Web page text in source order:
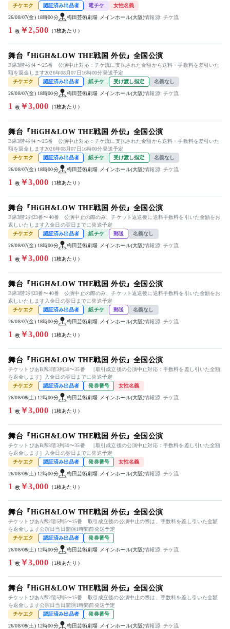
チケエク 認証済み出品者 電チケ 女性名義
26/08/07(金) 18時00分 梅田芸術劇場 メインホール(大阪)情報源: チケ流
1 枚￥2,500 （1枚あたり）
舞台『HiGH&LOW THE戦国 外伝』全国公演
B席3階4列4 〜25番 公演中止対応：チケ流に支払された金額から送料・手数料を差引いた
額を返金します2026年08月07日16時00分発送予定
チケエク
認証済み出品者 紙チケ 受け渡し指定 名義なし
26/08/07(金) 18時00分 梅田芸術劇場 メインホール(大阪)情報源: チケ流
1 枚￥3,000 （1枚あたり）
舞台『HiGH&LOW THE戦国 外伝』全国公演
B席3階4列4 〜25番 公演中止対応：チケ流に支払された金額から送料・手数料を差引いた
額を返金します2026年08月07日16時00分発送予定
チケエク
認証済み出品者 紙チケ 受け渡し指定 名義なし
26/08/07(金) 18時00分 梅田芸術劇場 メインホール(大阪)情報源: チケ流
1 枚￥3,000 （1枚あたり）
舞台『HiGH&LOW THE戦国 外伝』全国公演
B席3階2列23番〜40番 公演中止の際のみ、チケット返送後に送料手数料を引いた金額をお
返しいたします入金日の翌日までに発送予定
チケエク
認証済み出品者 紙チケ 郵送 名義なし
26/08/07(金) 18時00分 梅田芸術劇場 メインホール(大阪)情報源: チケ流
1 枚￥3,000 （1枚あたり）
舞台『HiGH&LOW THE戦国 外伝』全国公演
B席3階2列23番〜40番 公演中止の際のみ、チケット返送後に送料手数料を引いた金額をお
返しいたします入金日の翌日までに発送予定
チケエク
認証済み出品者 紙チケ 郵送 名義なし
26/08/07(金) 18時00分 梅田芸術劇場 メインホール(大阪)情報源: チケ流
1 枚￥3,000 （1枚あたり）
舞台『HiGH&LOW THE戦国 外伝』全国公演
チケットぴあB席3階3列30〜35番 ［取引成立後の公演中止対応：手数料を差し引いた全額
を返金します］入金日の翌日までに発送予定
チケエク
認証済み出品者 発券番号 女性名義
26/08/08(土) 12時00分 梅田芸術劇場 メインホール(大阪)情報源: チケ流
1 枚￥3,000 （1枚あたり）
舞台『HiGH&LOW THE戦国 外伝』全国公演
チケットぴあB席3階3列30〜35番 ［取引成立後の公演中止対応：手数料を差し引いた全額
を返金します］入金日の翌日までに発送予定
チケエク
認証済み出品者 発券番号 女性名義
26/08/08(土) 12時00分 梅田芸術劇場 メインホール(大阪)情報源: チケ流
1 枚￥3,000 （1枚あたり）
舞台『HiGH&LOW THE戦国 外伝』全国公演
チケットぴあA席2階5列5〜15番 取引成立後の公演中止の際は、手数料を差し引いた金額
を返金します公演日当日開演1時間前発送予定
チケエク
認証済み出品者 発券番号
26/08/08(土) 12時00分 梅田芸術劇場 メインホール(大阪)情報源: チケ流
1 枚￥3,000 （1枚あたり）
舞台『HiGH&LOW THE戦国 外伝』全国公演
チケットぴあA席2階5列5〜15番 取引成立後の公演中止の際は、手数料を差し引いた金額
を返金します公演日当日開演1時間前発送予定
チケエク
認証済み出品者 発券番号
26/08/08(土) 12時00分 梅田芸術劇場 メインホール(大阪)情報源: チケ流